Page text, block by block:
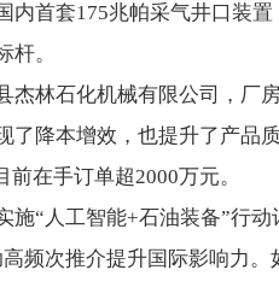
内首套175兆帕采气井口装
杆。
杰林石化机械有限公司，厂
了降本增效，也提升了产品
前在手订单超2000万元。
施“人工智能+石油装备”行
频次推介提升国际影响力